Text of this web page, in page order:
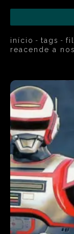
início tags
reacende a